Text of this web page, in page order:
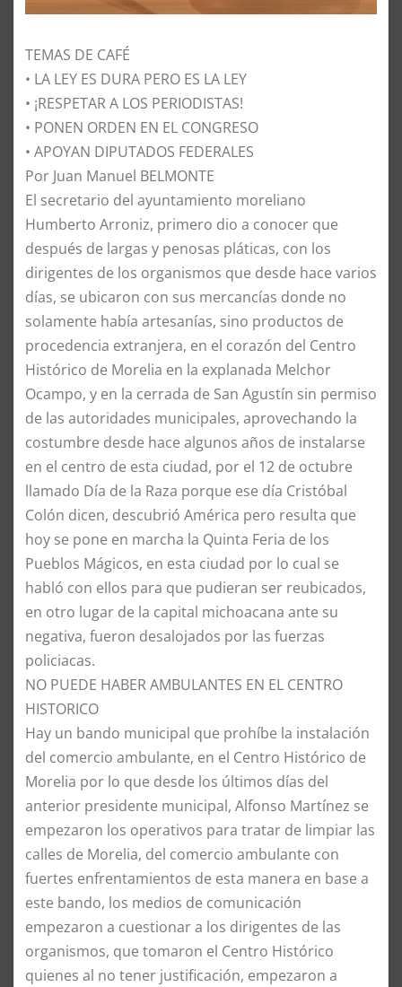
TEMAS DE CAFÉ
• LA LEY ES DURA PERO ES LA LEY
• ¡RESPETAR A LOS PERIODISTAS!
• PONEN ORDEN EN EL CONGRESO
• APOYAN DIPUTADOS FEDERALES
Por Juan Manuel BELMONTE
El secretario del ayuntamiento moreliano
Humberto Arroniz, primero dio a conocer que
después de largas y penosas pláticas, con los
dirigentes de los organismos que desde hace varios
días, se ubicaron con sus mercancías donde no
solamente había artesanías, sino productos de
procedencia extranjera, en el corazón del Centro
Histórico de Morelia en la explanada Melchor
Ocampo, y en la cerrada de San Agustín sin permiso
de las autoridades municipales, aprovechando la
costumbre desde hace algunos años de instalarse
en el centro de esta ciudad, por el 12 de octubre
llamado Día de la Raza porque ese día Cristóbal
Colón dicen, descubrió América pero resulta que
hoy se pone en marcha la Quinta Feria de los
Pueblos Mágicos, en esta ciudad por lo cual se
habló con ellos para que pudieran ser reubicados,
en otro lugar de la capital michoacana ante su
negativa, fueron desalojados por las fuerzas
policiacas.
NO PUEDE HABER AMBULANTES EN EL CENTRO
HISTORICO
​Hay un bando municipal que prohíbe la instalación
del comercio ambulante, en el Centro Histórico de
Morelia por lo que desde los últimos días del
anterior presidente municipal, Alfonso Martínez se
empezaron los operativos para tratar de limpiar las
calles de Morelia, del comercio ambulante con
fuertes enfrentamientos de esta manera en base a
este bando, los medios de comunicación
empezaron a cuestionar a los dirigentes de las
organismos, que tomaron el Centro Histórico
quienes al no tener justificación, empezaron a